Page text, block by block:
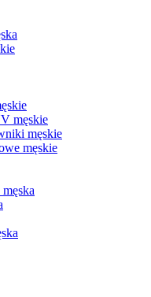
męskie
męskie
męskie